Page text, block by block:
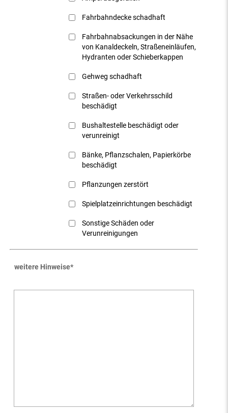
Fahrbahndecke schadhaft
Fahrbahnabsackungen in der Nähe
von Kanaldeckeln, Straßeneinläufen,
Hydranten oder Schieberkappen
Gehweg schadhaft
Straßen- oder Verkehrsschild
beschädigt
Bushaltestelle beschädigt oder
verunreinigt
Bänke, Pflanzschalen, Papierkörbe
beschädigt
Pflanzungen zerstört
Spielplatzeinrichtungen beschädigt
Sonstige Schäden oder
Verunreinigungen
weitere Hinweise*